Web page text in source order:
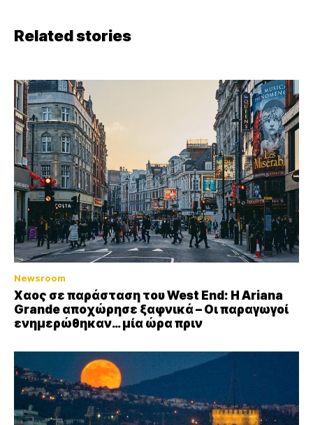
Related stories
Newsroom
Xαος σε παράσταση του West End: Η Αriana
Grande αποχώρησε ξαφνικά – Οι παραγωγοί
ενημερώθηκαν… μία ώρα πριν